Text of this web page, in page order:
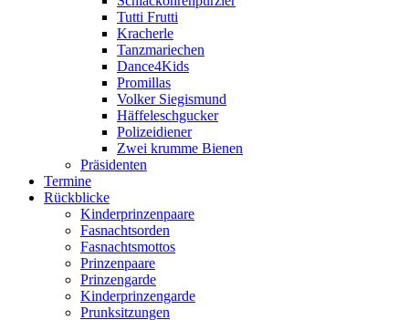
Tutti Frutti
Kracherle
Tanzmariechen
Dance4Kids
Promillas
Volker Siegismund
Häffeleschgucker
Polizeidiener
Zwei krumme Bienen
Präsidenten
Termine
Rückblicke
Kinderprinzenpaare
Fasnachtsorden
Fasnachtsmottos
Prinzenpaare
Prinzengarde
Kinderprinzengarde
Prunksitzungen